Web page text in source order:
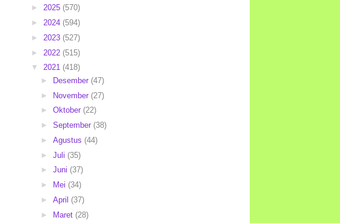
► 2025 (570)
► 2024 (594)
► 2023 (527)
► 2022 (515)
▼ 2021 (418)
►
Desember (47)
► November (27)
► Oktober (22)
► September (38)
► Agustus (44)
► Juli (35)
► Juni (37)
►
Mei (34)
► April (37)
► Maret (28)